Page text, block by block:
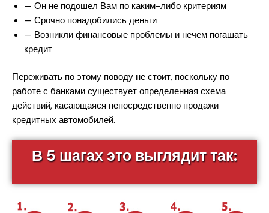
— Он не подошел Вам по каким-либо критериям
— Срочно понадобились деньги
— Возникли финансовые проблемы и нечем погашать
кредит
Переживать по этому поводу не стоит, поскольку по
работе с банками существует определенная схема
действий, касающаяся непосредственно продажи
кредитных автомобилей.
В 5 шагах это выглядит так: